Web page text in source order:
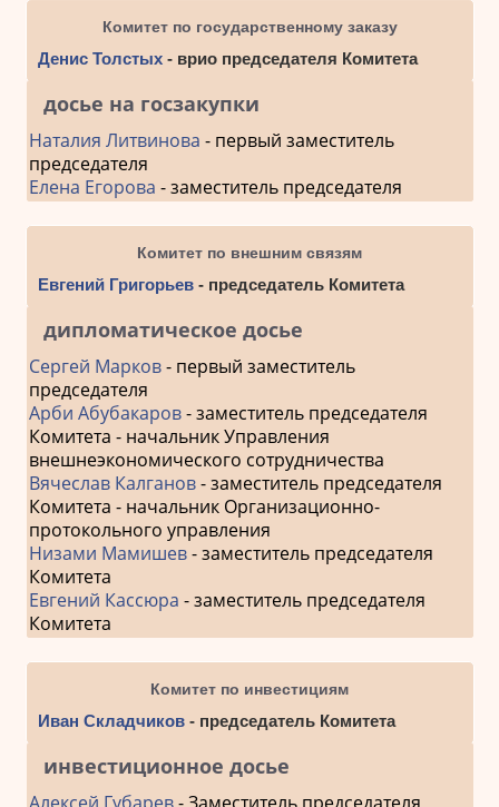
Комитет по государственному заказу
Денис Толстых- врио председателя Комитета
досье на госзакупки
Наталия Литвинова - первый заместитель
председателя
Елена Егорова - заместитель председателя
Комитет по внешним связям
Евгений Григорьев- председатель Комитета
дипломатическое досье
Сергей Марков- первый заместитель
председателя
Арби Абубакаров- заместитель председателя
Комитета - начальник Управления
внешнеэкономического сотрудничества
Вячеслав Калганов- заместитель председателя
Комитета - начальник Организационно-
протокольного управления
Низами Мамишев- заместитель председателя
Комитета
Евгений Кассюра - заместитель председателя
Комитета
Комитет по инвестициям
Иван Складчиков- председатель Комитета
инвестиционное досье